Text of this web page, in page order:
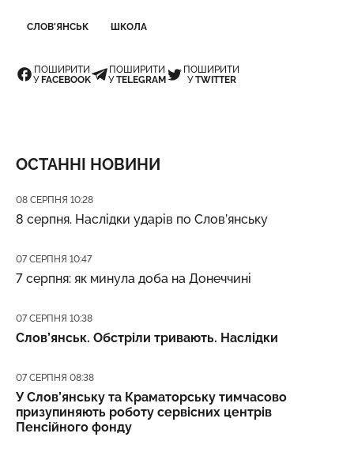
СЛОВ'ЯНСЬК ШКОЛА
ПОШИРИТИ
УFACEBOOK
ПОШИРИТИ
УTELEGRAM
ПОШИРИТИ
УTWITTER
ОСТАННІ НОВИНИ
Дата публікації
08 СЕРПНЯ 10:28
8 серпня. Наслідки ударів по Слов’янську
Дата публікації
07 СЕРПНЯ 10:47
7 серпня: як минула доба на Донеччині
Дата публікації
07 СЕРПНЯ 10:38
Слов’янськ. Обстріли тривають. Наслідки
Дата публікації
07 СЕРПНЯ 08:38
У Слов’янську та Краматорську тимчасово
призупиняють роботу сервісних центрів
Пенсійного фонду